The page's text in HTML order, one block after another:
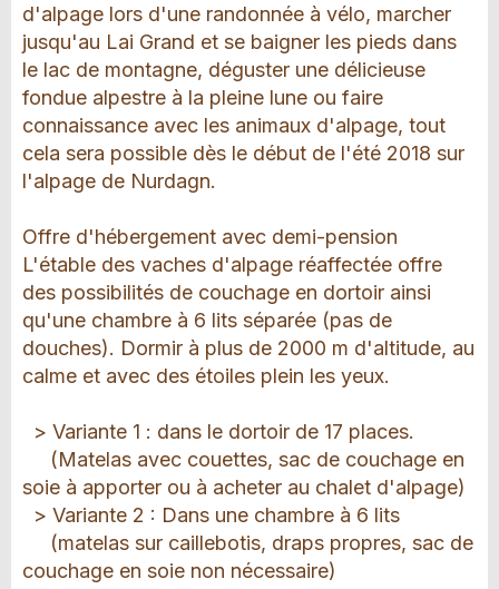
d'alpage lors d'une randonnée à vélo, marcher
jusqu'au Lai Grand et se baigner les pieds dans
le lac de montagne, déguster une délicieuse
fondue alpestre à la pleine lune ou faire
connaissance avec les animaux d'alpage, tout
cela sera possible dès le début de l'été 2018 sur
l'alpage de Nurdagn.
Offre d'hébergement avec demi-pension
L'étable des vaches d'alpage réaffectée offre
des possibilités de couchage en dortoir ainsi
qu'une chambre à 6 lits séparée (pas de
douches). Dormir à plus de 2000 m d'altitude, au
calme et avec des étoiles plein les yeux.
> Variante 1 : dans le dortoir de 17 places.
(Matelas avec couettes, sac de couchage en
soie à apporter ou à acheter au chalet d'alpage)
> Variante 2 : Dans une chambre à 6 lits
(matelas sur caillebotis, draps propres, sac de
couchage en soie non nécessaire)